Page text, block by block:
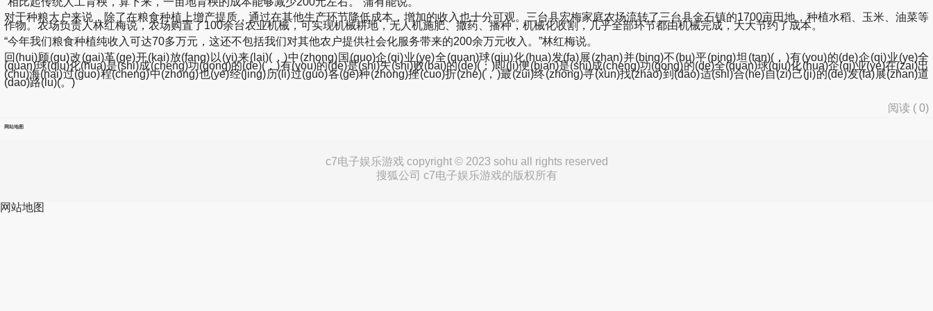
对于种粮大户来说，除了在粮食种植上增产提质，通过在其他生产环节降低成本，增加的收入也十分可观。三台县宏梅家庭农场流转了三台县金石镇的1700亩田地，种植水稻、玉米、油菜等
作物。农场负责人林红梅说，农场购置了100余台农业机械，可实现机械耕地，无人机施肥、撒药、播种，机械化收割，几乎全部环节都由机械完成，大大节约了成本。
“今年我们粮食种植纯收入可达70多万元，这还不包括我们对其他农户提供社会化服务带来的200余万元收入。”林红梅说。
回(hui)顾(gu)改(gai)革(ge)开(kai)放(fang)以(yi)来(lai)(，)中(zhong)国(guo)企(qi)业(ye)全(quan)球(qiu)化(hua)发(fa)展(zhan)并(bing)不(bu)平(ping)坦(tan)(，)有(you)的(de)企(qi)业(ye)全
(quan)球(qiu)化(hua)是(shi)成(cheng)功(gong)的(de)(，)有(you)的(de)是(shi)失(shi)败(bai)的(de)(；)即(ji)便(bian)是(shi)成(cheng)功(gong)的(de)全(quan)球(qiu)化(hua)企(qi)业(ye)在(zai)出
(chu)海(hai)过(guo)程(cheng)中(zhong)也(ye)经(jing)历(li)过(guo)各(ge)种(zhong)挫(cuo)折(zhe)(，)最(zui)终(zhong)寻(xun)找(zhao)到(dao)适(shi)合(he)自(zi)己(ji)的(de)发(fa)展(zhan)道
(dao)路(lu)(。)
阅读 (0)
网站地图
c7电子娱乐游戏 copyright © 2023 sohu all rights reserved
搜狐公司 c7电子娱乐游戏的版权所有
网站地图